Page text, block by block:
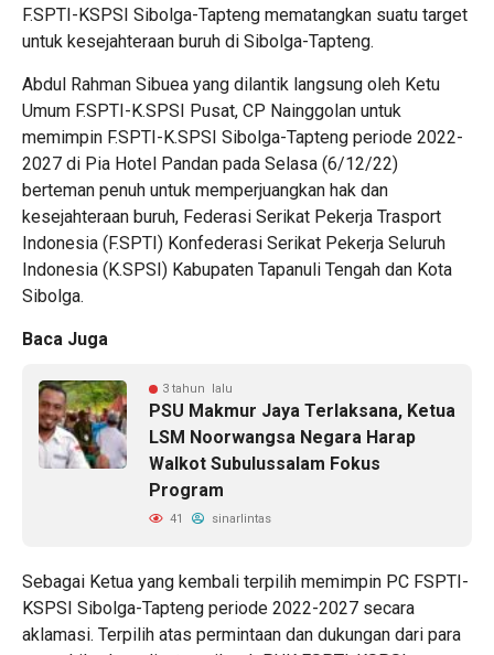
F.SPTI-KSPSI Sibolga-Tapteng mematangkan suatu target
untuk kesejahteraan buruh di Sibolga-Tapteng.
Abdul Rahman Sibuea yang dilantik langsung oleh Ketu
Umum F.SPTI-K.SPSI Pusat, CP Nainggolan untuk
memimpin F.SPTI-K.SPSI Sibolga-Tapteng periode 2022-
2027 di Pia Hotel Pandan pada Selasa (6/12/22)
berteman penuh untuk memperjuangkan hak dan
kesejahteraan buruh, Federasi Serikat Pekerja Trasport
Indonesia (F.SPTI) Konfederasi Serikat Pekerja Seluruh
Indonesia (K.SPSI) Kabupaten Tapanuli Tengah dan Kota
Sibolga.
Baca Juga
3 tahun lalu
PSU Makmur Jaya Terlaksana, Ketua
LSM Noorwangsa Negara Harap
Walkot Subulussalam Fokus
Program
41 sinarlintas
Sebagai Ketua yang kembali terpilih memimpin PC FSPTI-
KSPSI Sibolga-Tapteng periode 2022-2027 secara
aklamasi. Terpilih atas permintaan dan dukungan dari para